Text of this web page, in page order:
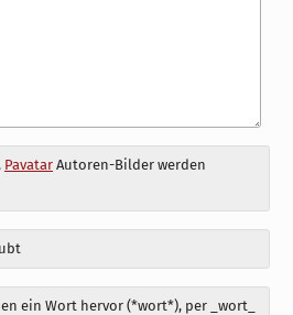
PavatarAutoren-Bilder werden
ein Wort hervor (*wort*), per _wort_